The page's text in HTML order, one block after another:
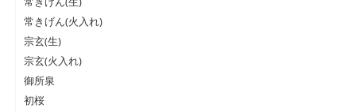
常きげん(火入れ)
宗玄(生)
宗玄(火入れ)
御所泉
初桜